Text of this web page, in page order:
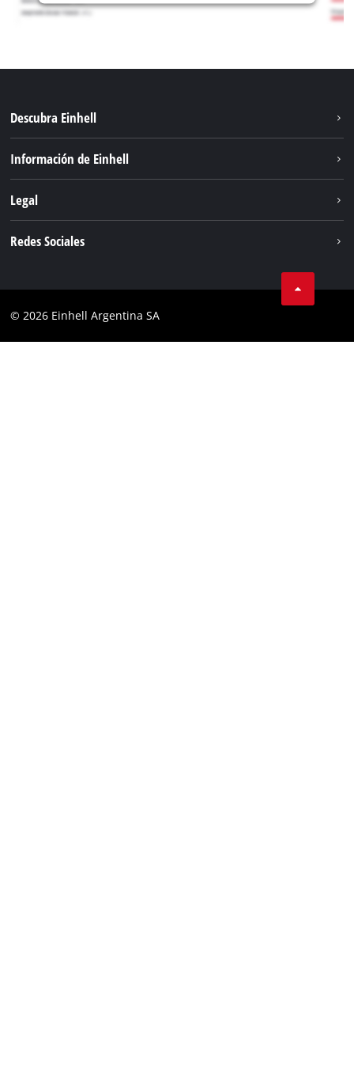
Descubra Einhell
Servicio
Información de Einhell
Einhell global
Legal
Cumplimiento
Redes Sociales
Instagram
© 2026 Einhell Argentina SA